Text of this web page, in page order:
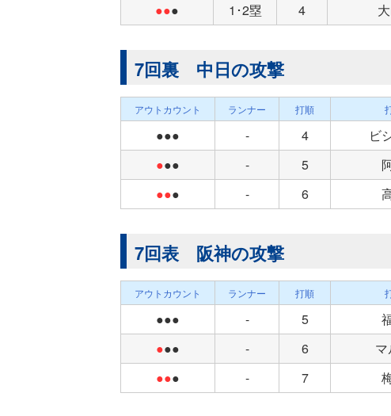
●●● 1･2塁 4
7回裏 中日の攻撃
アウトカウント ランナー 打順
●●● - 4 ビ
●●● - 5
●●● - 6
7回表 阪神の攻撃
アウトカウント ランナー 打順
●●● - 5
●●● - 6
●●● - 7